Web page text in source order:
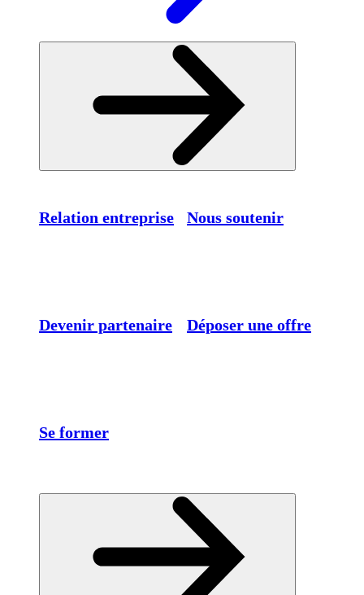
Relation entreprise Nous soutenir
Devenir partenaire Déposer une offre
Se former